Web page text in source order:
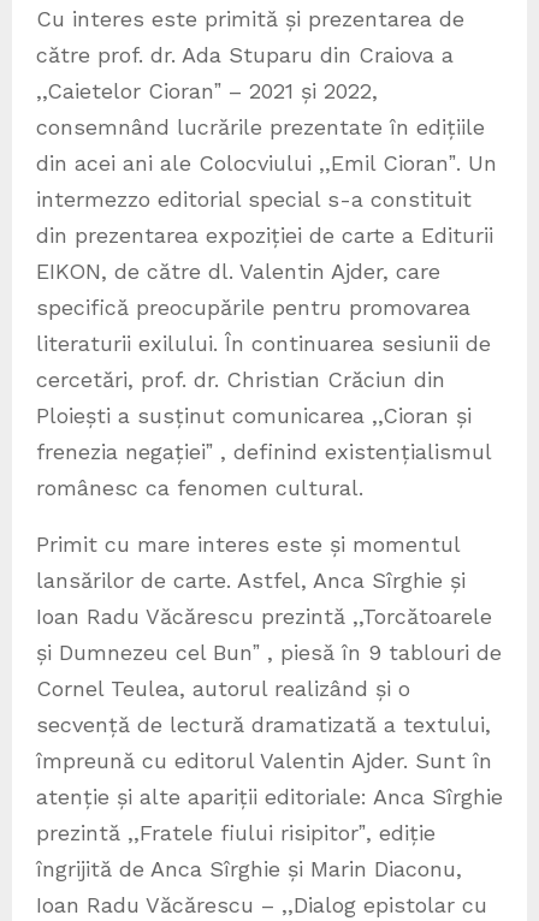
Cu interes este primită și prezentarea de
către prof. dr. Ada Stuparu din Craiova a
,,Caietelor Cioranˮ – 2021 și 2022,
consemnând lucrările prezentate în edițiile
din acei ani ale Colocviului ,,Emil Cioranˮ. Un
intermezzo editorial special s-a constituit
din prezentarea expoziției de carte a Editurii
EIKON, de către dl. Valentin Ajder, care
specifică preocupările pentru promovarea
literaturii exilului. În continuarea sesiunii de
cercetări, prof. dr. Christian Crăciun din
Ploiești a susținut comunicarea ,,Cioran și
frenezia negațieiˮ , definind existențialismul
românesc ca fenomen cultural.
Primit cu mare interes este și momentul
lansărilor de carte. Astfel, Anca Sîrghie și
Ioan Radu Văcărescu prezintă ,,Torcătoarele
și Dumnezeu cel Bunˮ , piesă în 9 tablouri de
Cornel Teulea, autorul realizând și o
secvență de lectură dramatizată a textului,
împreună cu editorul Valentin Ajder. Sunt în
atenție și alte apariții editoriale: Anca Sîrghie
prezintă ,,Fratele fiului risipitorˮ, ediție
îngrijită de Anca Sîrghie și Marin Diaconu,
Ioan Radu Văcărescu – ,,Dialog epistolar cu